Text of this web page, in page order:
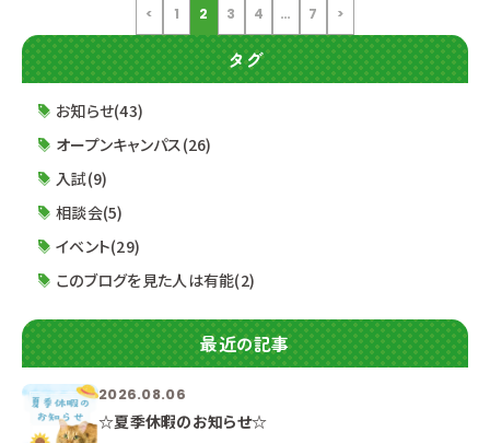
☑犬好きな高校生＆社会人の方 ☑進路検討中の
高校3年生＆社会人の方 ☑オープンキャンパスに参
加してみたい2年生 【
< 1 2 3 4 … 7 >
タグ
お知らせ(43)
オープンキャンパス(26)
入試(9)
相談会(5)
イベント(29)
このブログを見た人は有能(2)
最近の記事
2026.08.06
☆夏季休暇のお知らせ☆